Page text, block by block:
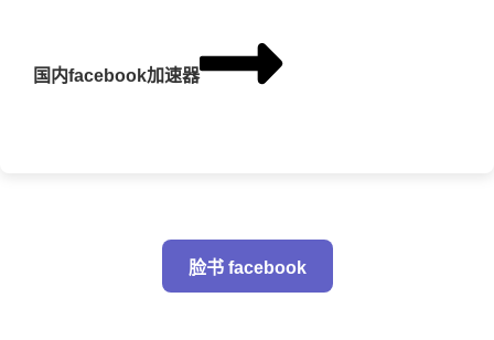
国内facebook加速器
脸书 facebook